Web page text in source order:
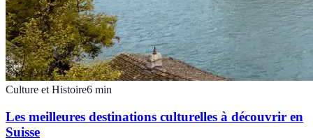
Culture et Histoire6 min
Les meilleures destinations culturelles à découvrir en
Suisse